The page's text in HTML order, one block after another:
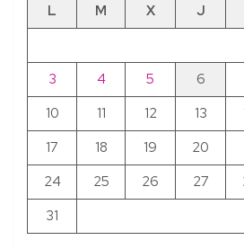
L
M X J
3
4 5 6
10
11 12 13
17
18 19 20
24
25 26 27
31